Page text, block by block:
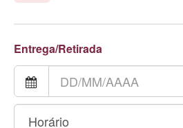
Entrega/Retirada